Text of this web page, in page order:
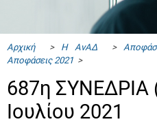
Αρχική> Η ΑνΑΔ>
Αποφάσεις 2021 >
687η ΣΥΝΕΔΡΙΑ
Ιουλίου 2021